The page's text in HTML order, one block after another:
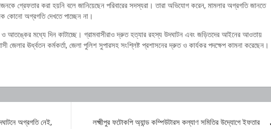
গ্রেফতার করা হয়নি বলে জানিয়েছেন পরিবারের সদস্যরা। তারা অভিযোগ করেন, মামলার অগ্রগতি জানতে
কোনো অগ্রগতি দেখতে পাচ্ছেন না।
ও আতঙ্কের মধ্যে দিন কাটাচ্ছে। গ্রামবাসীরাও দ্রুত হত্যার রহস্য উদঘাটন এবং জড়িতদের আইনের আওতায়
জেলার ঊর্ধ্বতন কর্মকর্তা, জেলা পুলিশ সুপারসহ সংশ্লিষ্ট প্রশাসনের দ্রুত ও কার্যকর পদক্ষেপ কামনা করেছেন।
অগ্রগতি নেই,
লক্ষ্মীপুর ফটোকপি অ্যান্ড কম্পিউটারস কল্যাণ সমিতির উদ্যোগে ইফতার